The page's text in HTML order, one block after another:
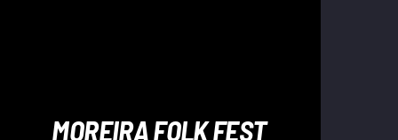
MOREIRA FOLK FEST